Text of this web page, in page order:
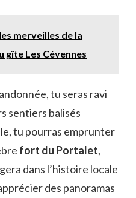
merveilles de la
gîte Les Cévennes
tu seras ravi
sentiers balisés
tu pourras emprunter
fort du Portalet,
dans l’histoire locale
des panoramas